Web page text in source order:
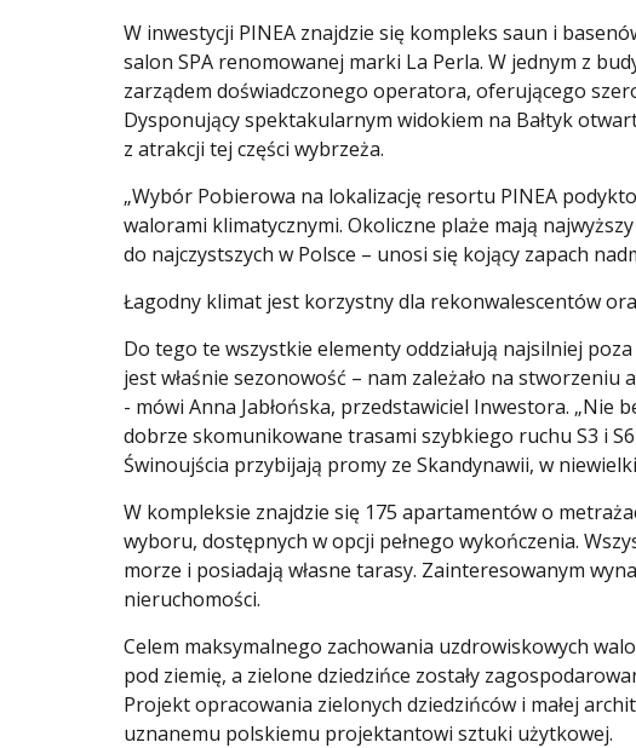
W inwestycji PINEA znajdzie się kompleks saun i
salon SPA renomowanej marki La Perla. W jednym z
zarządem doświadczonego operatora, oferującego
Dysponujący spektakularnym widokiem na Bałtyk
z atrakcji tej części wybrzeża.
„Wybór Pobierowa na lokalizację resortu PINEA
walorami klimatycznymi. Okoliczne plaże mają
do najczystszych w Polsce – unosi się kojący zapach
Łagodny klimat jest korzystny dla rekonwalescentów
Do tego te wszystkie elementy oddziałują najsilniej
jest właśnie sezonowość – nam zależało na
- mówi Anna Jabłońska, przedstawiciel Inwestora.
dobrze skomunikowane trasami szybkiego ruchu S3 i
Świnoujścia przybijają promy ze Skandynawii, w
W kompleksie znajdzie się 175 apartamentów o
wyboru, dostępnych w opcji pełnego wykończenia.
morze i posiadają własne tarasy. Zainteresowanym
nieruchomości.
Celem maksymalnego zachowania uzdrowiskowych
pod ziemię, a zielone dziedzińce zostały
Projekt opracowania zielonych dziedzińców i małej
uznanemu polskiemu projektantowi sztuki użytkowej.